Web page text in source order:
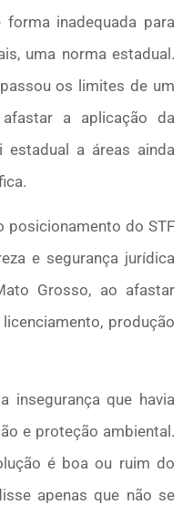
inadequada para
uma norma estadual.
os limites de um
a aplicação da
a áreas ainda
posicionamento do STF
e segurança jurídica
Grosso, ao afastar
produção
insegurança que havia
e proteção ambiental.
é boa ou ruim do
apenas que não se